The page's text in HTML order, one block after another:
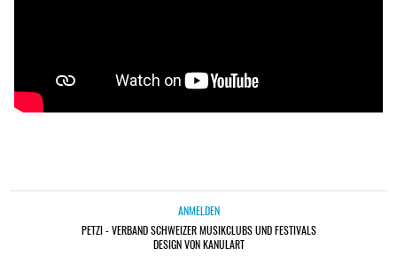
ANMELDEN
PETZI - VERBAND SCHWEIZER MUSIKCLUBS UND FESTIVALS
DESIGN VON KANULART